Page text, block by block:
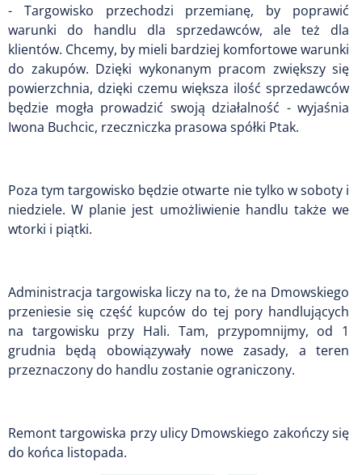
- Targowisko przechodzi przemianę, by poprawić
warunki do handlu dla sprzedawców, ale też dla
klientów. Chcemy, by mieli bardziej komfortowe warunki
do zakupów. Dzięki wykonanym pracom zwiększy się
powierzchnia, dzięki czemu większa ilość sprzedawców
będzie mogła prowadzić swoją działalność - wyjaśnia
Iwona Buchcic, rzeczniczka prasowa spółki Ptak.
Poza tym targowisko będzie otwarte nie tylko w soboty i
niedziele. W planie jest umożliwienie handlu także we
wtorki i piątki.
Administracja targowiska liczy na to, że na Dmowskiego
przeniesie się część kupców do tej pory handlujących
na targowisku przy Hali. Tam, przypomnijmy, od 1
grudnia będą obowiązywały nowe zasady, a teren
przeznaczony do handlu zostanie ograniczony.
Remont targowiska przy ulicy Dmowskiego zakończy się
do końca listopada.